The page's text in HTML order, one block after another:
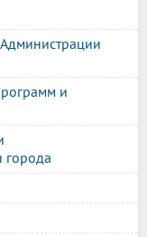
и
города